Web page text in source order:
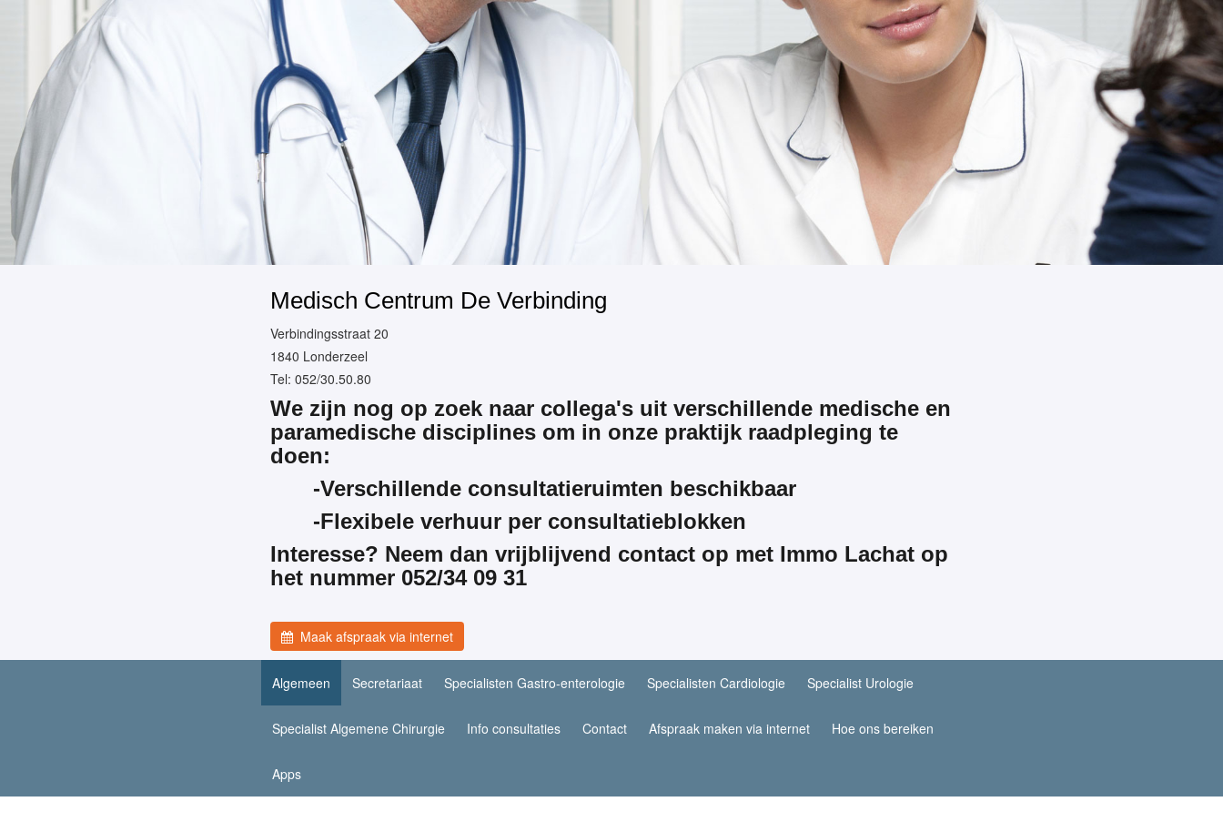
Medisch Centrum De Verbinding
Verbindingsstraat 20
1840 Londerzeel
Tel: 052/30.50.80
We zijn nog op zoek naar collega's uit verschillende medische en
paramedische disciplines om in onze praktijk raadpleging te
doen:
-Verschillende consultatieruimten beschikbaar
-Flexibele verhuur per consultatieblokken
Interesse? Neem dan vrijblijvend contact op met Immo Lachat op
het nummer 052/34 09 31
Maak afspraak via internet
Algemeen Secretariaat Specialisten Gastro-enterologie Specialisten Cardiologie Specialist Urologie
Specialist Algemene Chirurgie Info consultaties Contact Afspraak maken via internet Hoe ons bereiken
Apps